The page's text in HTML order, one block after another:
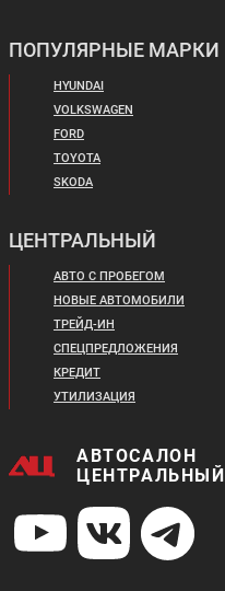
ПОПУЛЯРНЫЕ МАРКИ
HYUNDAI
VOLKSWAGEN
FORD
TOYOTA
SKODA
ЦЕНТРАЛЬНЫЙ
АВТО С ПРОБЕГОМ
НОВЫЕ АВТОМОБИЛИ
ТРЕЙД-ИН
СПЕЦПРЕДЛОЖЕНИЯ
КРЕДИТ
УТИЛИЗАЦИЯ
АВТОСАЛОН
ЦЕНТРАЛЬНЫЙ